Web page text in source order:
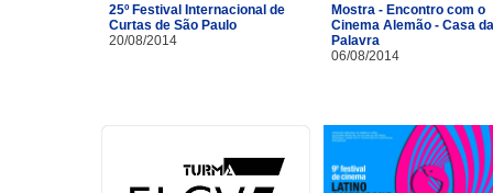
25º Festival Internacional de
Curtas de São Paulo
20/08/2014
Mostra - Encontro com o
Cinema Alemão - Casa da
Palavra
06/08/2014